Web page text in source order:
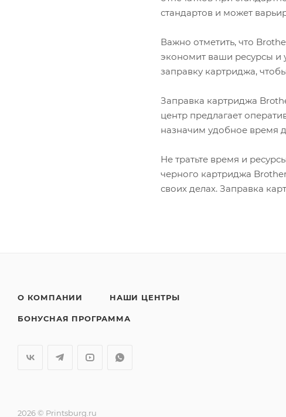
стандартов и может
Важно отметить, что
экономит ваши ресурсы и
заправку картриджа,
Заправка картриджа
центр предлагает
назначим удобное время
Не тратьте время и
черного картриджа
своих делах. Заправка
О КОМПАНИИ НАШИ ЦЕНТРЫ
БОНУСНАЯ ПРОГРАММА
2026 © Printsburg.ru